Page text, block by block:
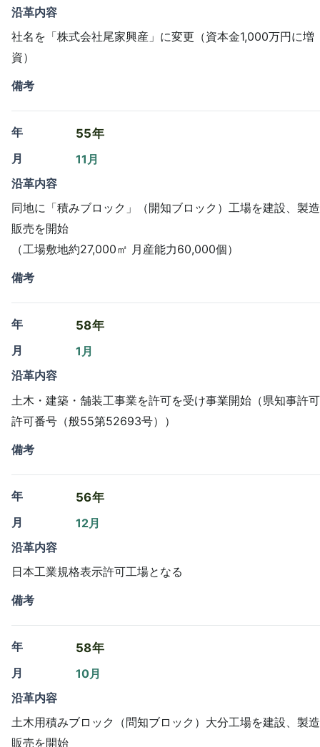
沿革内容
社名を「株式会社尾家興産」に変更（資本金1,000万円に増
資）
備考
年
55年
月
11月
沿革内容
同地に「積みブロック」（開知ブロック）工場を建設、製
販売を開始
（工場敷地約27,000㎡ 月産能力60,000個）
備考
年
58年
月
1月
沿革内容
土木・建築・舗装工事業を許可を受け事業開始（県知事許
許可番号（般55第52693号））
備考
年
56年
月
12月
沿革内容
日本工業規格表示許可工場となる
備考
年
58年
月
10月
沿革内容
土木用積みブロック（問知ブロック）大分工場を建設、製
販売を開始